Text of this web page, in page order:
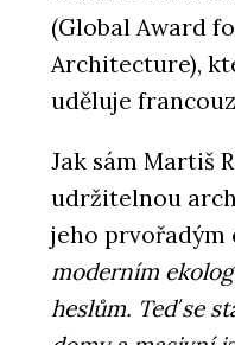
(Global Award
Architecture),
uděluje
Jak sám Martiš
udržitelnou
jeho prvořadým
moderním
heslům. Teď se